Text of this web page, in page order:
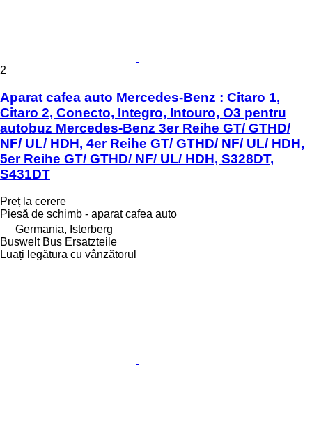
2
Aparat cafea auto Mercedes-Benz : Citaro 1,
Citaro 2, Conecto, Integro, Intouro, O3 pentru
autobuz Mercedes-Benz 3er Reihe GT/ GTHD/
NF/ UL/ HDH, 4er Reihe GT/ GTHD/ NF/ UL/ HDH,
5er Reihe GT/ GTHD/ NF/ UL/ HDH, S328DT,
S431DT
Preț la cerere
Piesă de schimb - aparat cafea auto
Germania, Isterberg
Buswelt Bus Ersatzteile
Luați legătura cu vânzătorul